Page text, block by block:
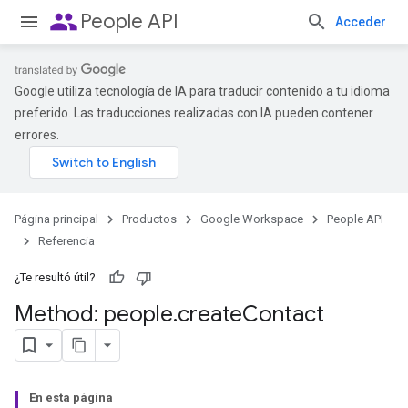
peoplePeople API Acceder
Google utiliza tecnología de IA para traducir contenido a tu idioma
preferido. Las traducciones realizadas con IA pueden contener
errores.
Página principal Productos Google Workspace
People API
Referencia
¿Te resultó útil?
Method: people.createContact
En esta página